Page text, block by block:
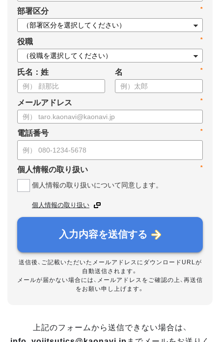
*
部署区分
*
役職
氏名：姓 *
名
*
メールアドレス
*
電話番号
*
個人情報の取り扱い
個人情報の取り扱いについて同意します。
個人情報の取り扱い
入力内容を送信する
送信後、ご記載いただいたメールアドレスにダウンロードURLが
自動送信されます。
メールが届かない場合には、メールアドレスをご確認の上、再送信
をお願い申し上げます。
上記のフォームから送信できない場合は、